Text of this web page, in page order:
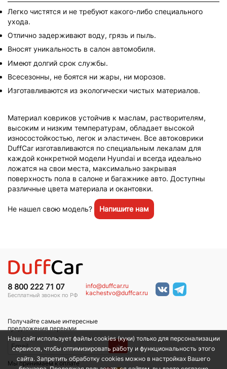
Легко чистятся и не требуют какого-либо специального
ухода.
Отлично задерживают воду, грязь и пыль.
Вносят уникальность в салон автомобиля.
Имеют долгий срок службы.
Всесезонны, не боятся ни жары, ни морозов.
Изготавливаются из экологически чистых материалов.
Материал ковриков устойчив к маслам, растворителям,
высоким и низким температурам, обладает высокой
износостойкостью, легок и эластичен. Все автоковрики
DuffCar изготавливаются по специальным лекалам для
каждой конкретной модели Hyundai и всегда идеально
ложатся на свои места, максимально закрывая
поверхность пола в салоне и багажнике авто. Доступны
различные цвета материала и окантовки.
Не нашел свою модель? Напишите нам
8 800 222 71 07
Бесплатный звонок по РФ
info@duffcar.ru
kachestvo@duffcar.ru
Получайте самые интересные
предложения первыми
→
Мы принимаем к оплате
Наш сайт использует файлы cookies (куки) только для персонализации
сервисов, чтобы оптимизировать работу и функциональность этого
сайта. Запретить обработку cookies можно в настройках Вашего